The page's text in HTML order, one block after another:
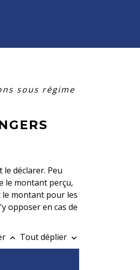
sous régime
déclarer. Peu
le montant perçu,
le montant pour les
opposer en cas de
keyboard_arrow_up Tout déplier keyboard_arrow_down